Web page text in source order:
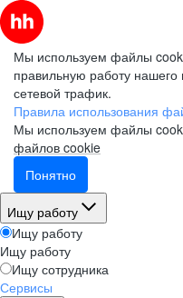
Мы используем файлы
правильную работу нашего
сетевой трафик.
Правила использования
Мы используем файлы
файлов cookie
Понятно
Ищу работу
Ищу работу
Ищу работу
Ищу сотрудника
Сервисы